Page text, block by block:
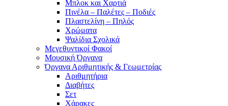
Μπλοκ και Χαρτιά
Πινέλα – Παλέτες – Ποδιές
Πλαστελίνη – Πηλός
Χρώματα
Ψαλίδια Σχολικά
Μεγεθυντικοί Φακοί
Μουσική Όργανα
Όργανα Αριθμητικής & Γεωμετρίας
Αριθμητήρια
Διαβήτες
Σετ
Χάρακες